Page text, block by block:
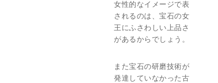
女性的なイメージで表
されるのは、宝石の女
王にふさわしい上品さ
があるからでしょう。
また宝石の研磨技術が
発達していなかった古